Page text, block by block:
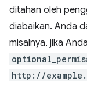
ditahan oleh
diabaikan. Anda
misalnya, jika
http://